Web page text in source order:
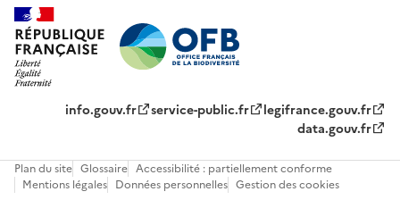
info.gouv.fr service-public.fr
legifrance.gouv.fr
data.gouv.fr
Plan du site Glossaire Accessibilité : partiellement conforme
Mentions légales Données personnelles Gestion des cookies